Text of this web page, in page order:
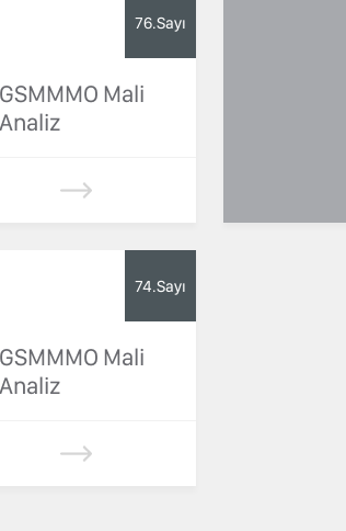
76.Sayı
GSMMMO Mali
Analiz
74.Sayı
GSMMMO Mali
Analiz